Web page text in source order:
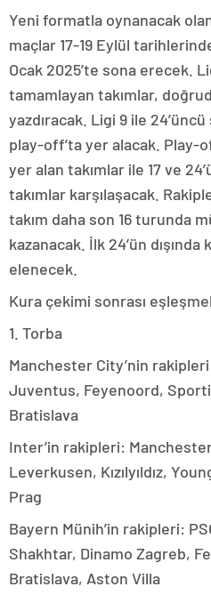
Yeni formatla oynanacak
maçlar 17-19 Eylül
Ocak 2025’te sona erecek.
tamamlayan takımlar,
yazdıracak. Ligi 9 ile
play-off’ta yer alacak. Play-
yer alan takımlar ile 17 ve
takımlar karşılaşacak.
takım daha son 16 turunda
kazanacak. İlk 24’ün dışında
elenecek.
Kura çekimi sonrası
1. Torba
Manchester City’nin
Juventus, Feyenoord,
Bratislava
Inter’in rakipleri:
Leverkusen, Kızılyıldız,
Prag
Bayern Münih’in rakipleri:
Shakhtar, Dinamo Zagreb,
Bratislava, Aston Villa